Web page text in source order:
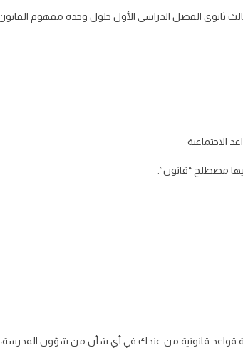
ثانوي الفصل الدراسي الأول حلول وحدة مفهوم القانون
الاجتماعية
مصطلح “قانون”.
قواعد قانونية من عندك في أي شأن من شؤون